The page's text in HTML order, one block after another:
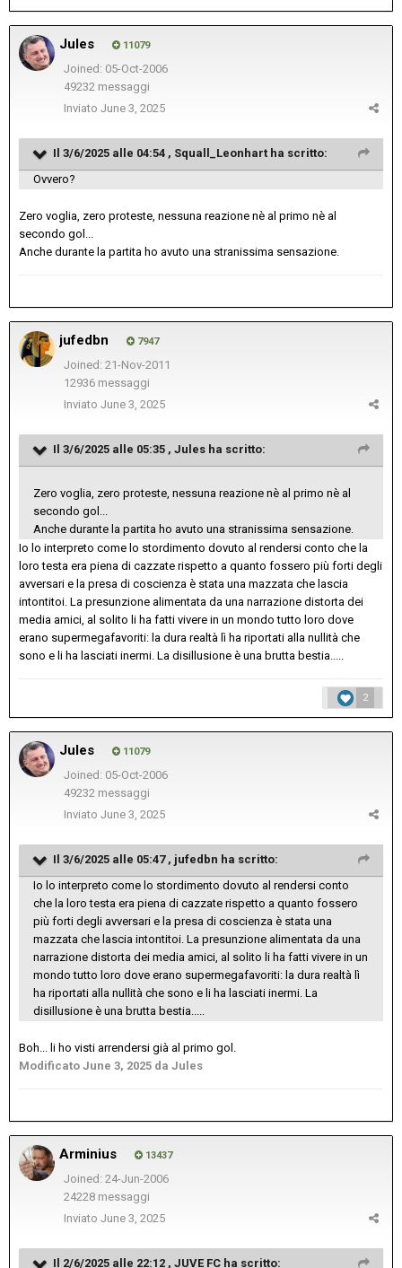
Jules 11079
Joined: 05-Oct-2006
49232 messaggi
Inviato June 3, 2025
Il 3/6/2025 alle 04:54 , Squall_Leonhart ha scritto:
Ovvero?
Zero voglia, zero proteste, nessuna reazione nè al primo nè al
secondo gol...
Anche durante la partita ho avuto una stranissima sensazione.
jufedbn 7947
Joined: 21-Nov-2011
12936 messaggi
Inviato June 3, 2025
Il 3/6/2025 alle 05:35 , Jules ha scritto:
Zero voglia, zero proteste, nessuna reazione nè al primo nè al
secondo gol...
Anche durante la partita ho avuto una stranissima sensazione.
Io lo interpreto come lo stordimento dovuto al rendersi conto che la
loro testa era piena di cazzate rispetto a quanto fossero più forti degli
avversari e la presa di coscienza è stata una mazzata che lascia
intontitoi. La presunzione alimentata da una narrazione distorta dei
media amici, al solito li ha fatti vivere in un mondo tutto loro dove
erano supermegafavoriti: la dura realtà lì ha riportati alla nullità che
sono e li ha lasciati inermi. La disillusione è una brutta bestia.....
2
Jules 11079
Joined: 05-Oct-2006
49232 messaggi
Inviato June 3, 2025
Il 3/6/2025 alle 05:47 , jufedbn ha scritto:
Io lo interpreto come lo stordimento dovuto al rendersi conto
che la loro testa era piena di cazzate rispetto a quanto fossero
più forti degli avversari e la presa di coscienza è stata una
mazzata che lascia intontitoi. La presunzione alimentata da una
narrazione distorta dei media amici, al solito li ha fatti vivere in un
mondo tutto loro dove erano supermegafavoriti: la dura realtà lì
ha riportati alla nullità che sono e li ha lasciati inermi. La
disillusione è una brutta bestia.....
Boh... li ho visti arrendersi già al primo gol.
Modificato June 3, 2025 da Jules
Arminius 13437
Joined: 24-Jun-2006
24228 messaggi
Inviato June 3, 2025
Il 2/6/2025 alle 22:12 , JUVE FC ha scritto: